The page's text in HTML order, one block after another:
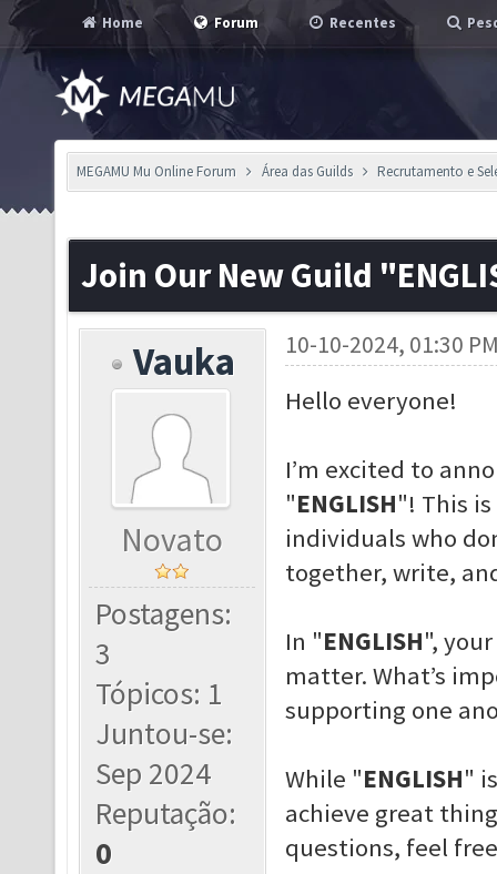
Home Forum Recentes
MEGAMU Mu Online Forum Área das Guilds Recrutamento e
Join Our New Guild
Vauka
Novato
Postagens:
3
Tópicos: 1
Juntou-se:
Sep 2024
Reputação:
0
10-10-2024, 01:30
Hello everyone!
I’m excited to
"ENGLISH"! This
individuals who
together, write,
In "ENGLISH",
matter. What’s
supporting one
While "ENGLISH"
achieve great
questions, feel